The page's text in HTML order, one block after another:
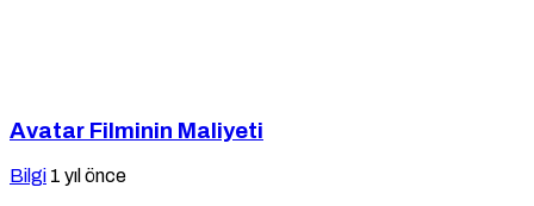
Avatar Filminin Maliyeti
Bilgi 1 yıl önce